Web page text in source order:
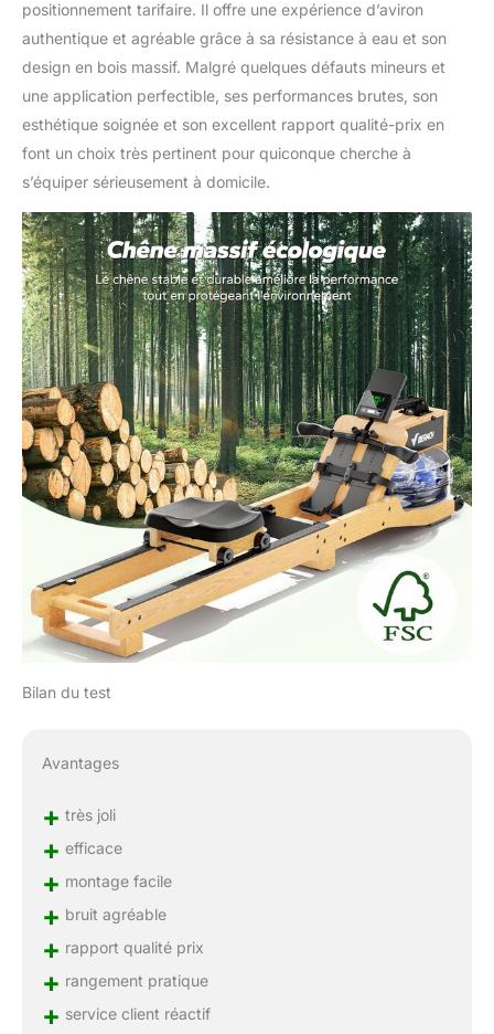
positionnement tarifaire. Il offre une expérience d’aviron
authentique et agréable grâce à sa résistance à eau et son
design en bois massif. Malgré quelques défauts mineurs et
une application perfectible, ses performances brutes, son
esthétique soignée et son excellent rapport qualité-prix en
font un choix très pertinent pour quiconque cherche à
s’équiper sérieusement à domicile.
Bilan du test
Avantages
+ très joli
+ efficace
+ montage facile
+ bruit agréable
+ rapport qualité prix
+ rangement pratique
+ service client réactif